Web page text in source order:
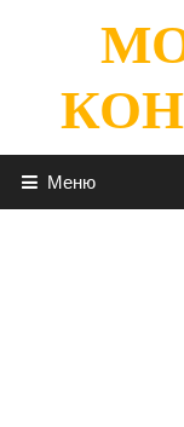
содержимому
Меню